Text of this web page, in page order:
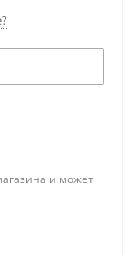
и может